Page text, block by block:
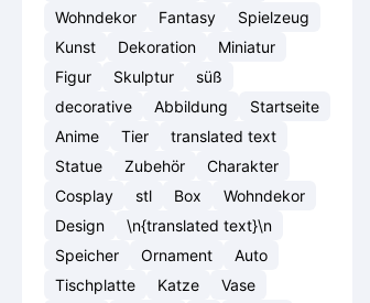
Wohndekor
Fantasy
Spielzeug
Kunst
Dekoration
Miniatur
Figur
Skulptur
süß
decorative
Abbildung
Startseite
Anime
Tier
translated text
Statue
Zubehör
Charakter
Cosplay
stl Box
Wohndekor
Design
\n{translated text}\n
Speicher
Ornament
Auto
Tischplatte
Katze
Vase